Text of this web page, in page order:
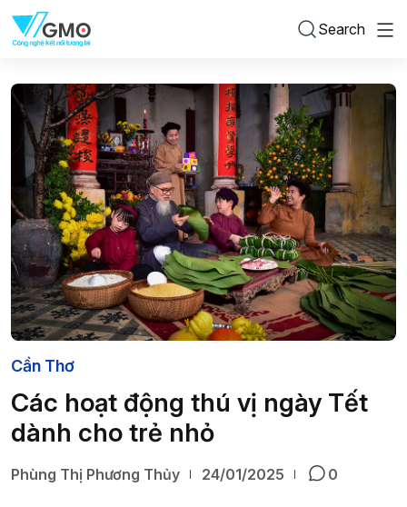
Search
Cần Thơ
Các hoạt động thú vị ngày Tết
dành cho trẻ nhỏ
Phùng Thị Phương Thủy 24/01/2025 0